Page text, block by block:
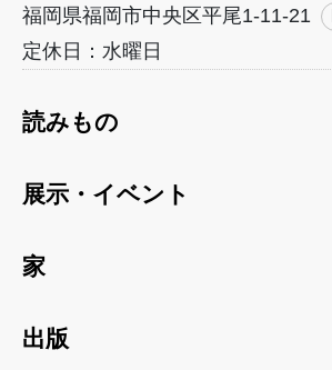
福岡県福岡市中央区平尾1-11-21
定休日：水曜日
読みもの
展示・イベント
家
出版